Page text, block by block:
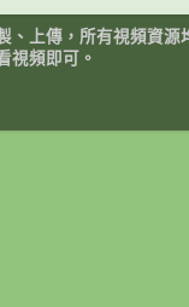
、上傳，所有視頻資
視頻即可。